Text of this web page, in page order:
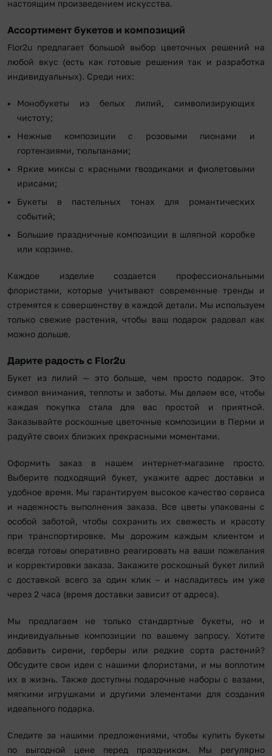
настоящим произведением искусства.
Ассортимент букетов и композиций
Flor2u предлагает большой выбор цветочных решений на
любой вкус (есть как готовые решения так и разработка
индивидуальных). Среди них:
Монобукеты из белых лилий, символизирующих
чистоту;
Нежные композиции с розовыми пионами и
гортензиями, тюльпанами;
Яркие миксы с красными гвоздиками и фиолетовыми
ирисами;
Букеты в пастельных тонах для романтических
событий;
Большие праздничные композиции в шляпной коробке
или корзине.
Каждое изделие создается профессиональными
флористами, которые учитывают современные тренды и
стремятся к совершенству в каждой детали. Мы используем
только свежие растения, чтобы ваш подарок радовал как
можно дольше.
Дарите радость с Flor2u
Букет из лилий — это больше, чем просто подарок. Это
символ внимания, теплоты и заботы. Мы делаем все, чтобы
каждая покупка стала для вас простой и приятной.
Заказывайте роскошные цветочные композиции в Перми и
радуйте своих близких прекрасными моментами.
Оформить заказ в нашем интернет-магазине просто.
Выберите подходящий букет, укажите адрес доставки и
удобное время. Мы гарантируем высокое качество сервиса
и надежность выполнения заказа. Все цветы упакованы с
особой заботой, чтобы сохранить их свежесть и красоту
при транспортировке. Мы дорожим каждым клиентом и
всегда готовы оперативно реагировать на ваши пожелания
и корректировки заказа. Закажите роскошный букет лилий
с доставкой всего за один клик – и насладитесь им уже
через 2 часа (время доставки зависит от адреса).
Мы предлагаем не только стандартные букеты, но и
индивидуальные композиции по вашему запросу. Хотите
добавить сирени, герберы или редкие сорта растений?
Обсудите свои идеи с нашими флористами, и мы воплотим
их в жизнь. Также доступны подарочные наборы с вазами,
мягкими игрушками и другими элементами для создания
идеального подарка.
Следите за нашими предложениями, чтобы купить букеты
по выгодной цене перед праздником. Мы регулярно